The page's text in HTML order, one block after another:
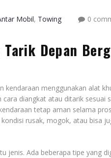
Mobil, Towing 0
Depan
kendaraan menggunakan alat
cara diangkat atau ditarik
tetap aman selama
rusak, mogok, atau bisa
jenis. Ada beberapa tipe yang